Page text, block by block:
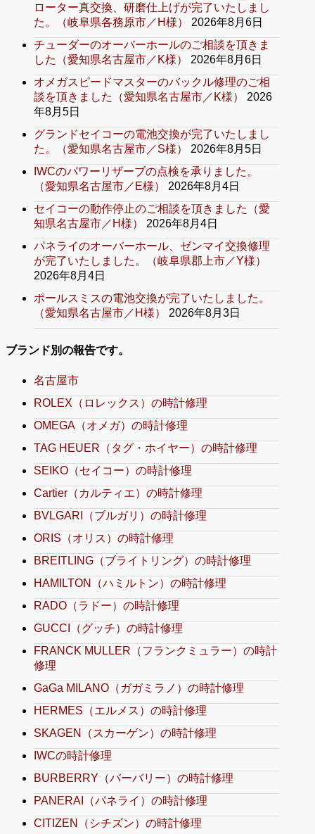
ローター真交換、研磨仕上げが完了いたしまし
た。（岐阜県各務原市／H様）
2026年8月6日
チューダーのオーバーホールのご相談を頂きま
した（愛知県名古屋市／K様）
2026年8月6日
オメガスピードマスターのバックル修理のご相
談を頂きました（愛知県名古屋市／K様）
2026
年8月5日
グランドセイコーの電池交換が完了いたしまし
た。（愛知県名古屋市／S様）
2026年8月5日
IWCのパワーリザーブの点検を承りました。
（愛知県名古屋市／E様）
2026年8月4日
セイコーの動作停止のご相談を頂きました（愛
知県名古屋市／H様）
2026年8月4日
パネライのオーバーホール、ゼンマイ交換修理
が完了いたしました。（岐阜県郡上市／Y様）
2026年8月4日
ポールスミスの電池交換が完了いたしました。
（愛知県名古屋市／H様）
2026年8月3日
ブランド別の報告です。
名古屋市
ROLEX（ロレックス）の時計修理
OMEGA（オメガ）の時計修理
TAG HEUER（タグ・ホイヤー）の時計修理
SEIKO（セイコー）の時計修理
Cartier（カルティエ）の時計修理
BVLGARI（ブルガリ）の時計修理
ORIS（オリス）の時計修理
BREITLING（ブライトリング）の時計修理
HAMILTON（ハミルトン）の時計修理
RADO（ラドー）の時計修理
GUCCI（グッチ）の時計修理
FRANCK MULLER（フランクミュラー）の時計
修理
GaGa MILANO（ガガミラノ）の時計修理
HERMES（エルメス）の時計修理
SKAGEN（スカーゲン）の時計修理
IWCの時計修理
BURBERRY（バーバリー）の時計修理
PANERAI（パネライ）の時計修理
CITIZEN（シチズン）の時計修理